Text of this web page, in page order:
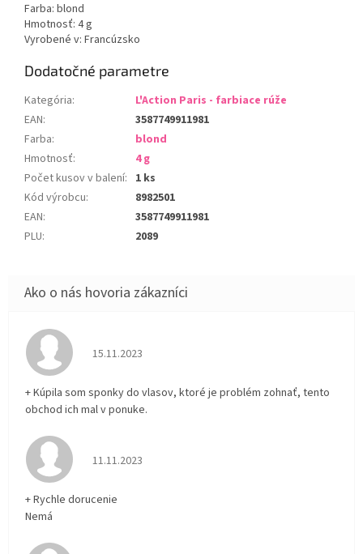
Farba: blond
Hmotnosť: 4 g
Vyrobené v: Francúzsko
Dodatočné parametre
Kategória:
L'Action Paris - farbiace rúže
EAN:
3587749911981
Farba:
blond
Hmotnosť:
4 g
Počet kusov v balení: 1 ks
Kód výrobcu:
8982501
EAN:
3587749911981
PLU: 2089
Hodnotenie obchodu je 5 z 5 hviezdičiek.
15.11.2023
+ Kúpila som sponky do vlasov, ktoré je problém zohnať, tento
obchod ich mal v ponuke.
Hodnotenie obchodu je 5 z 5 hviezdičiek.
11.11.2023
+ Rychle dorucenie
Nemá